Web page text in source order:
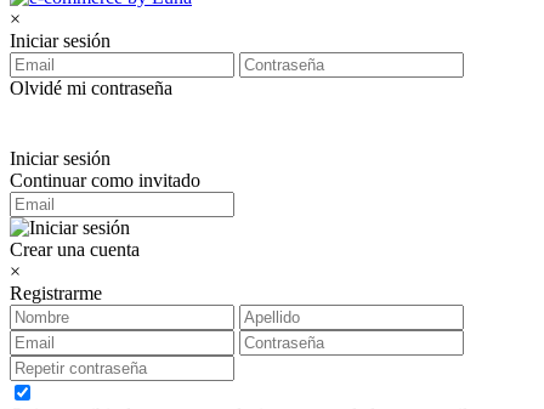
×
Iniciar sesión
Olvidé mi contraseña
Iniciar sesión
Continuar como invitado
Crear una cuenta
×
Registrarme